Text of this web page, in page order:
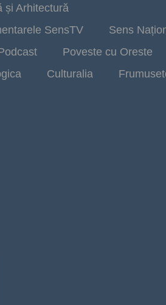
și Arhitectură
SensTV
Sens
Poveste cu Oreste
Culturalia